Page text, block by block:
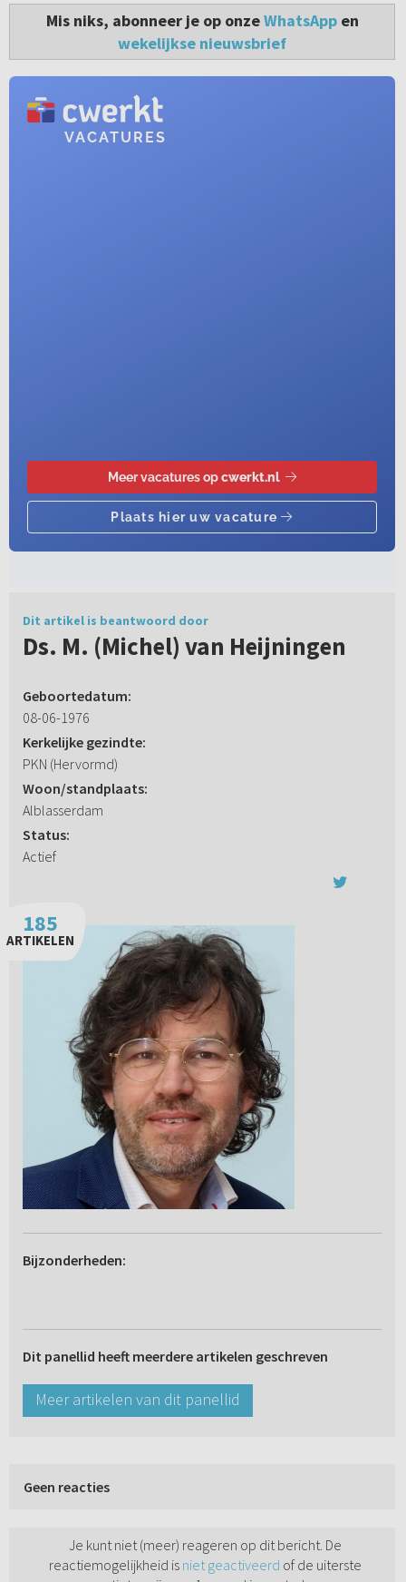
Mis niks, abonneer je op onzeWhatsAppen
wekelijkse nieuwsbrief
Dit artikel is beantwoord door
Ds. M. (Michel) van Heijningen
Geboortedatum:
08-06-1976
Kerkelijke gezindte:
PKN (Hervormd)
Woon/standplaats:
Alblasserdam
Status:
Actief
185
ARTIKELEN
Bijzonderheden:
Dit panellid heeft meerdere artikelen geschreven
Meer artikelen van dit panellid
Geen reacties
Je kunt niet (meer) reageren op dit bericht. De
reactiemogelijkheid is niet geactiveerd of de uiterste